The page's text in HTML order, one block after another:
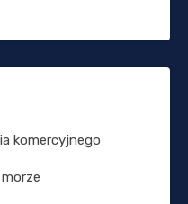
komercyjnego